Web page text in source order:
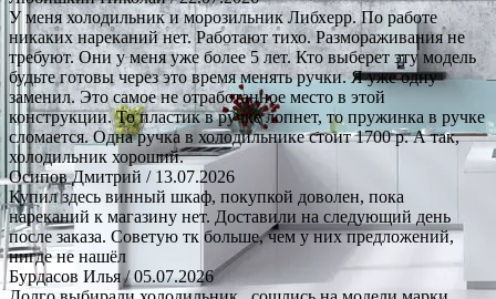
У меня холодильник и морозильник Либхерр. По работе
никаких нареканий нет. Работают тихо. Размораживания не
требуют. Они у меня уже более 5 лет. Кто выберет эту модель
будьте готовы через это время менять ручки. Я уже одну
заменил. Это самое не отработанное место в этой
конструкции. То пластик в ручке лопнет, то пружинка в ручке
сломается. Одна ручка в холодильнике стоит 1700 р. А так,
холодильник хороший.
Осипов Дмитрий / 13.07.2026
Купил здесь винный шкаф, покупкой доволен, пока
нареканий к магазину нет. Доставили на следующий день
после заказа. Советую тк больше, чем у них предложений,
нигде не нашёл
Бурдасов Илья/ 05.07.2026